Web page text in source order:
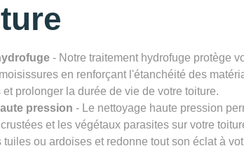
- Notre traitement hydrofuge protège
en renforçant l'étanchéité des
prolonger la durée de vie de votre toiture.
pression - Le nettoyage haute pression
et les végétaux parasites sur votre
tuiles ou ardoises et redonne tout son éclat à